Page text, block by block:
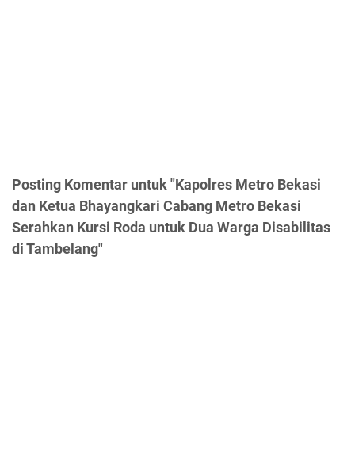
Posting Komentar untuk "Kapolres Metro Bekasi
dan Ketua Bhayangkari Cabang Metro Bekasi
Serahkan Kursi Roda untuk Dua Warga Disabilitas
di Tambelang"